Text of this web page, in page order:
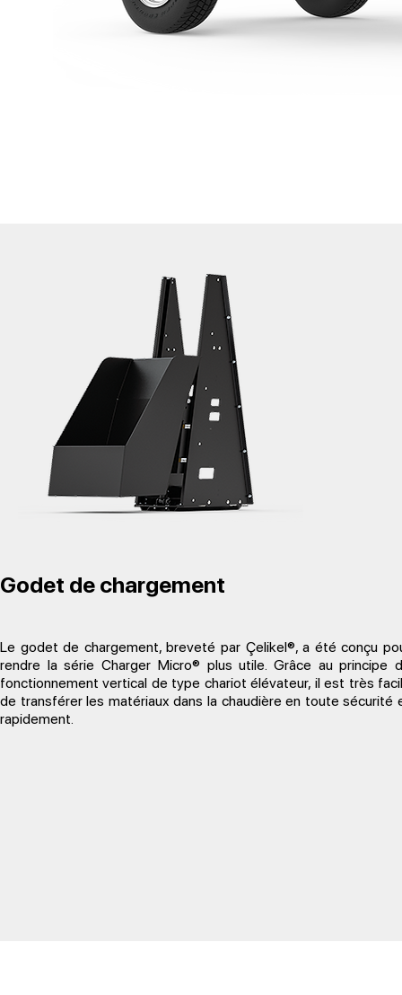
Godet de chargement
Le godet de chargement, breveté par Çelikel®, a été conçu
rendre la série Charger Micro® plus utile. Grâce au principe
fonctionnement vertical de type chariot élévateur, il est très
de transférer les matériaux dans la chaudière en toute sécurité
rapidement.